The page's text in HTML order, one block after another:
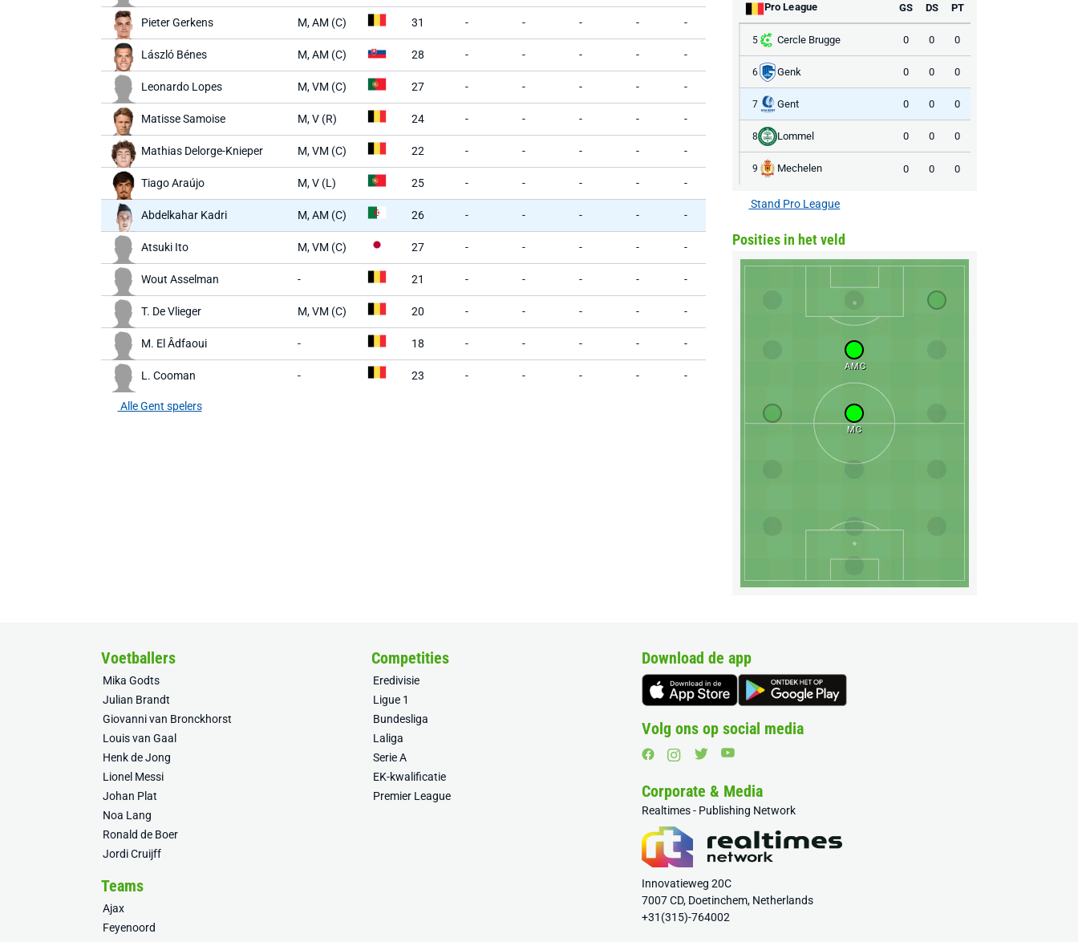
Pieter Gerkens M, AM (C) 31 - - - - -
László Bénes M, AM (C) 28 - - - - -
Leonardo Lopes M, VM (C) 27 - - - - -
Matisse Samoise M, V (R) 24 - - - - -
Mathias Delorge-Knieper M, VM (C) 22 - - - - -
Tiago Araújo M, V (L) 25 - - - - -
Abdelkahar Kadri M, AM (C) 26 - - - - -
Atsuki Ito M, VM (C) 27 - - - - -
Wout Asselman - 21 - - - - -
T. De Vlieger M, VM (C) 20 - - - - -
M. El Âdfaoui - 18 - - - - -
L. Cooman - 23 - - - - -
Alle Gent spelers
Pro League GS DS PT
5 Cercle Brugge 0 0 0
6 Genk 0 0 0
7 Gent 0 0 0
8 Lommel 0 0 0
9 Mechelen 0 0 0
Stand Pro League
Posities in het veld
AMC
MC
Voetballers
Mika Godts
Julian Brandt
Giovanni van Bronckhorst
Louis van Gaal
Henk de Jong
Lionel Messi
Johan Plat
Noa Lang
Ronald de Boer
Jordi Cruijff
Competities
Eredivisie
Ligue 1
Bundesliga
Laliga
Serie A
EK-kwalificatie
Premier League
Teams
Ajax
Feyenoord
Download de app
Volg ons op social media
Corporate & Media
Realtimes - Publishing Network
Innovatieweg 20C
7007 CD, Doetinchem, Netherlands
+31(315)-764002